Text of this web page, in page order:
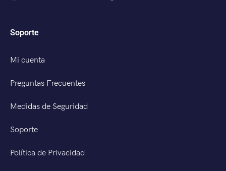
Soporte
Mi cuenta
Preguntas Frecuentes
Medidas de Seguridad
Soporte
Política de Privacidad